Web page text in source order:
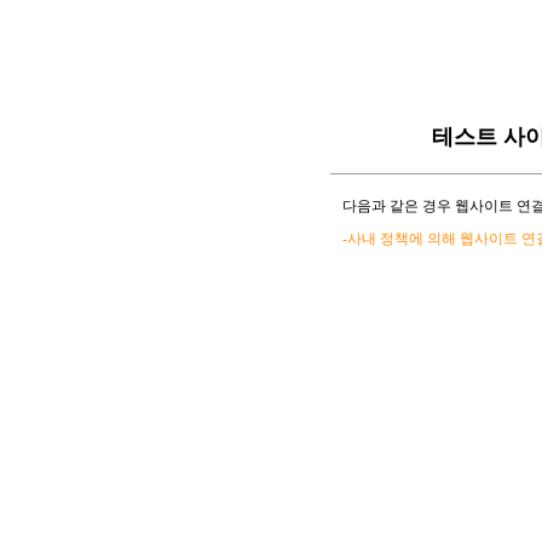
테스트 사
다음과 같은 경우 웹사이트 연
-사내 정책에 의해 웹사이트